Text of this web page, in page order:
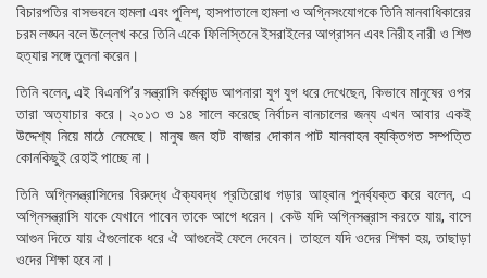
বিচারপতির বাসভবনে হামলা এবং পুলিশ, হাসপাতালে হামলা ও অগ্নিসংযোগকে তিনি মানবাধিকারের
চরম লঙ্ঘন বলে উল্লেখ করে তিনি একে ফিলিস্তিনে ইসরাইলের আগ্রাসন এবং নিরীহ নারী ও শিশু
হত্যার সঙ্গে তুলনা করেন।
তিনি বলেন, এই বিএনপি’র সন্ত্রাসি কর্মকান্ড আপনারা যুগ যুগ ধরে দেখেছেন, কিভাবে মানুষের ওপর
তারা অত্যাচার করে। ২০১৩ ও ১৪ সালে করেছে নির্বাচন বানচালের জন্য এখন আবার একই
উদ্দেশ্য নিয়ে মাঠে নেমেছে। মানুষ জন হাট বাজার দোকান পাট যানবাহন ব্যক্তিগত সম্পত্তি
কোনকিছুই রেহাই পাচ্ছে না।
তিনি অগ্নিসন্ত্রাসিদের বিরুদ্ধে ঐক্যবদ্ধ প্রতিরোধ গড়ার আহ্বান পুনর্ব্যক্ত করে বলেন, এ
অগ্নিসন্ত্রাসি যাকে যেখানে পাবেন তাকে আগে ধরেন। কেউ যদি অগ্নিসন্ত্রাস করতে যায়, বাসে
আগুন দিতে যায় ঐগুলোকে ধরে ঐ আগুনেই ফেলে দেবেন। তাহলে যদি ওদের শিক্ষা হয়, তাছাড়া
ওদের শিক্ষা হবে না।